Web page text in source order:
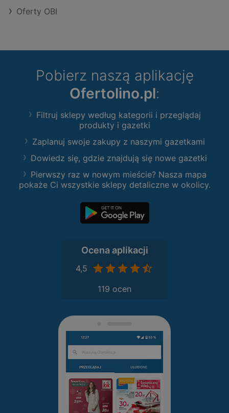
Oferty OBI
Pobierz naszą aplikację
Ofertolino.pl:
Filtruj sklepy według kategorii i przeglądaj
produkty i gazetki
Zaplanuj swoje zakupy z naszymi gazetkami
Dowiedz się, gdzie znajdują się nowe gazetki
Pierwszy raz w nowym mieście? Nasza mapa
pokaże Ci wszystkie sklepy detaliczne w okolicy.
Ocena aplikacji
4,5
119 ocen